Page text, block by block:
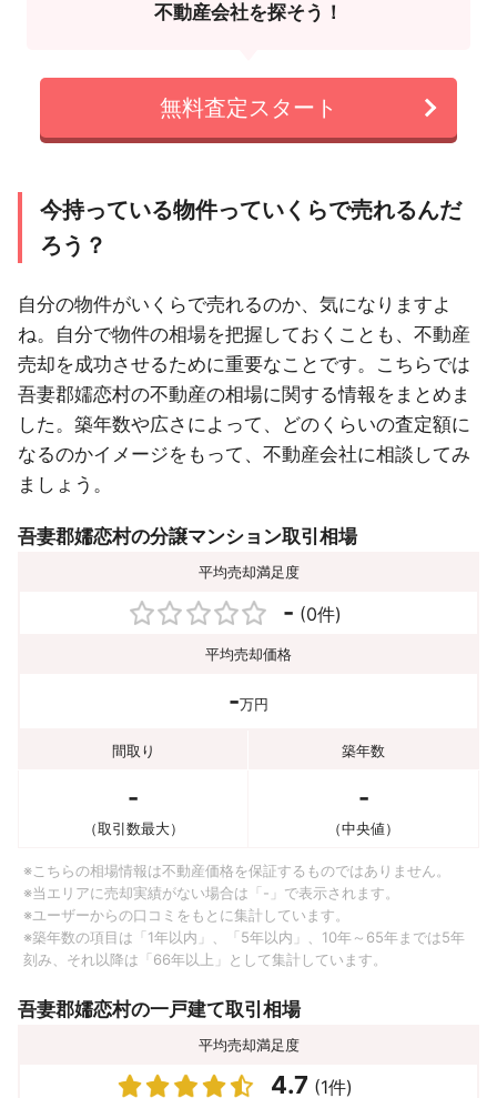
不動産会社を探そう！
無料査定スタート
今持っている物件っていくらで売れるんだ
ろう？
自分の物件がいくらで売れるのか、気になりますよ
ね。自分で物件の相場を把握しておくことも、不動産
売却を成功させるために重要なことです。こちらでは
吾妻郡嬬恋村の不動産の相場に関する情報をまとめま
した。築年数や広さによって、どのくらいの査定額に
なるのかイメージをもって、不動産会社に相談してみ
ましょう。
吾妻郡嬬恋村の分譲マンション取引相場
平均売却満足度
- (0件)
平均売却価格
-万円
間取り 築年数
-
（取引数最大）
-
（中央値）
※こちらの相場情報は不動産価格を保証するものではありません。
※当エリアに売却実績がない場合は「-」で表示されます。
※ユーザーからの口コミをもとに集計しています。
※築年数の項目は「1年以内」、「5年以内」、10年～65年までは5年
刻み、それ以降は「66年以上」として集計しています。
吾妻郡嬬恋村の一戸建て取引相場
平均売却満足度
4.7 (1件)